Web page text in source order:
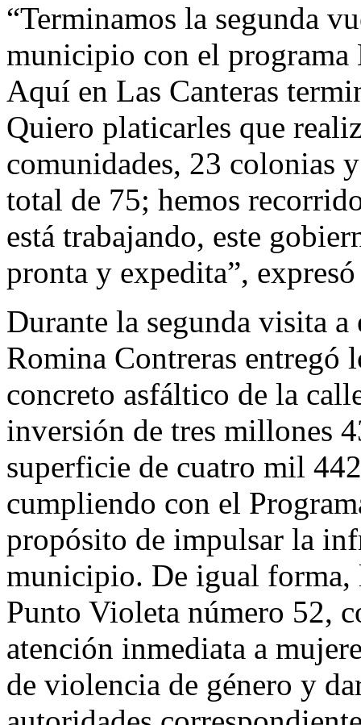
“Terminamos la segunda
municipio con el
Aquí en Las Canteras
Quiero platicarles que
comunidades, 23 colonias
total de 75; hemos
está trabajando, este
pronta y expedita”,
Durante la segunda visita
Romina Contreras entregó
concreto asfáltico de la
inversión de tres millones
superficie de cuatro mil
cumpliendo con el
propósito de impulsar la
municipio. De igual forma,
Punto Violeta número 52,
atención inmediata a
de violencia de género y